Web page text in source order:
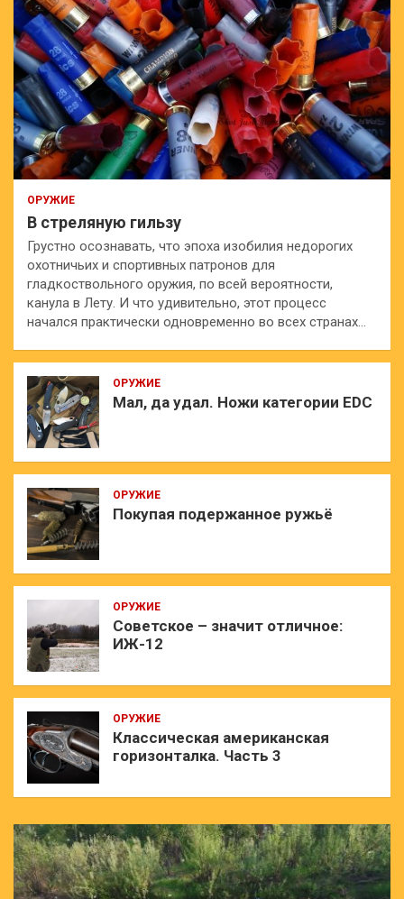
ОРУЖИЕ
В стреляную гильзу
Грустно осознавать, что эпоха изобилия недорогих
охотничьих и спортивных патронов для
гладкоствольного оружия, по всей вероятности,
канула в Лету. И что удивительно, этот процесс
начался практически одновременно во всех странах…
ОРУЖИЕ
Мал, да удал. Ножи категории EDC
ОРУЖИЕ
Покупая подержанное ружьё
ОРУЖИЕ
Советское – значит отличное:
ИЖ-12
ОРУЖИЕ
Классическая американская
горизонталка. Часть 3